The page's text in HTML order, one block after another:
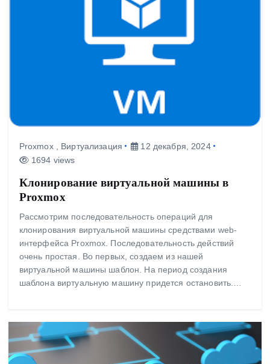
Proxmox, Виртуализация
12 декабря, 2024
1694 views
Клонирование виртуальной машины в
Proxmox
Рассмотрим последовательность операций для
клонирования виртуальной машины средствами web-
интерфейса Proxmox. Последовательность действий
очень простая. Во первых, создаем из нашей
виртуальной машины шаблон. На период создания
шаблона виртуальную машину придется остановить.…